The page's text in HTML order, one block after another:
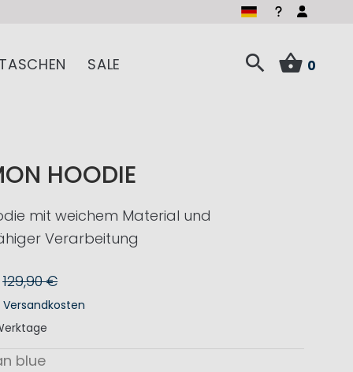
SALE 0
HOODIE
mit weichem Material und
Verarbeitung
129,90 €
Versandkosten
blue